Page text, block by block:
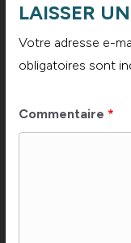
LAISSER
Votre adresse e-
obligatoires sont
Commentaire *